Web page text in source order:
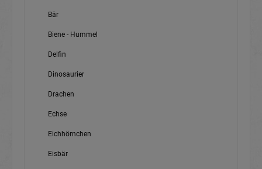
Bär
Biene - Hummel
Delfin
Dinosaurier
Drachen
Echse
Eichhörnchen
Eisbär